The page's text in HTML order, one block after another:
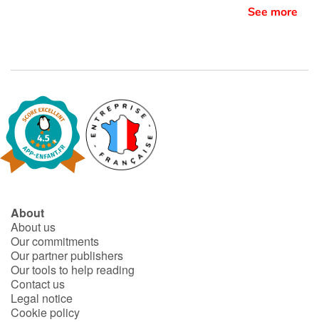
See more
About
About us
Our commitments
Our partner publishers
Our tools to help reading
Contact us
Legal notice
Cookie policy